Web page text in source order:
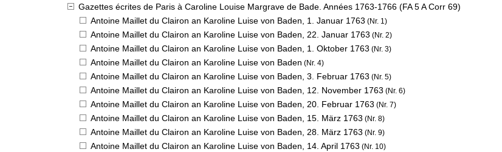
Gazettes écrites de Paris à Caroline Louise Margrave de Bade. Années 1763-1766 (FA 5 A Corr 69)
Antoine Maillet du Clairon an Karoline Luise von Baden, 1. Januar 1763 (Nr. 1)
Antoine Maillet du Clairon an Karoline Luise von Baden, 22. Januar 1763 (Nr. 2)
Antoine Maillet du Clairon an Karoline Luise von Baden, 1. Oktober 1763 (Nr. 3)
Antoine Maillet du Clairon an Karoline Luise von Baden (Nr. 4)
Antoine Maillet du Clairon an Karoline Luise von Baden, 3. Februar 1763 (Nr. 5)
Antoine Maillet du Clairon an Karoline Luise von Baden, 12. November 1763 (Nr. 6)
Antoine Maillet du Clairon an Karoline Luise von Baden, 20. Februar 1763 (Nr. 7)
Antoine Maillet du Clairon an Karoline Luise von Baden, 15. März 1763 (Nr. 8)
Antoine Maillet du Clairon an Karoline Luise von Baden, 28. März 1763 (Nr. 9)
Antoine Maillet du Clairon an Karoline Luise von Baden, 14. April 1763 (Nr. 10)